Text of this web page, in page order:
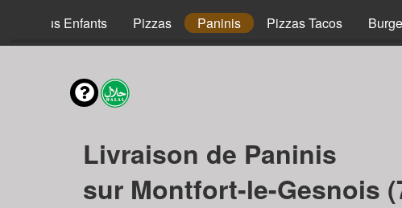
Menus Enfants Pizzas Paninis Pizzas Tacos
Livraison de Paninis
sur Montfort-le-Gesnois